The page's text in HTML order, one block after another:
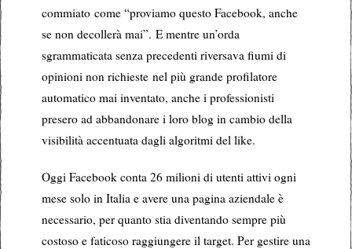
commiato come “proviamo questo Facebook, anche
se non decollerà mai”. E mentre un’orda
sgrammaticata senza precedenti riversava fiumi di
opinioni non richieste nel più grande profilatore
automatico mai inventato, anche i professionisti
presero ad abbandonare i loro blog in cambio della
visibilità accentuata dagli algoritmi del like.
Oggi Facebook conta 26 milioni di utenti attivi ogni
mese solo in Italia e avere una pagina aziendale è
necessario, per quanto stia diventando sempre più
costoso e faticoso raggiungere il target. Per gestire una